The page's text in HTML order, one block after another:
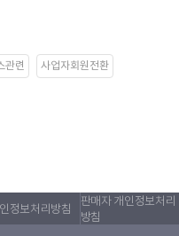
관련 사업자회원전환
정보처리방침
판매자 개인정보처리
방침